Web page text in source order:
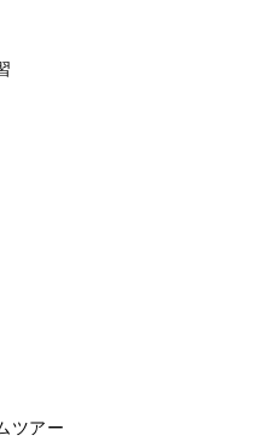
ツアー